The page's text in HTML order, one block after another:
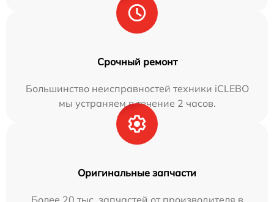
Срочный ремонт
Большинство неисправностей техники iCLEBO
мы устраняем в течение 2 часов.
Оригинальные запчасти
Более 20 тыс. запчастей от производителя в